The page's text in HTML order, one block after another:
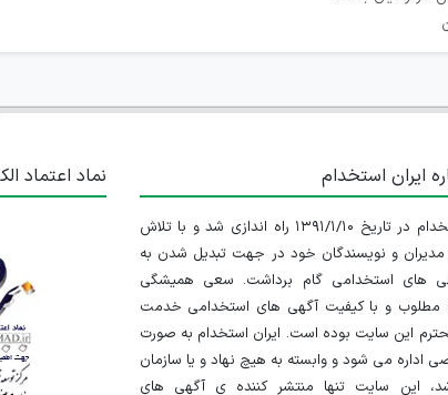
ایران استخدام
سایت ایران استخدام در تاریخ ۱۳۹۱/۱/۱۰ راه اندازی شد و با تلاش
مدیران و نویسندگان خود در جهت تبدیل شدن به
های استخدامی گام برداشت. سعی همیشگی
مطلوب و با کیفیت آگهی های استخدامی خدمت
این سایت بوده است. ایران استخدام به صورت
می شود و وابسته به هیچ نهاد و یا سازمان
این سایت تنها منتشر کننده ی آگهی های
نماد اعتماد